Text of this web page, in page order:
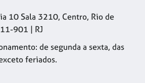
10 Sala 3210, Centro, Rio de
901 | RJ
de segunda a sexta, das
feriados.